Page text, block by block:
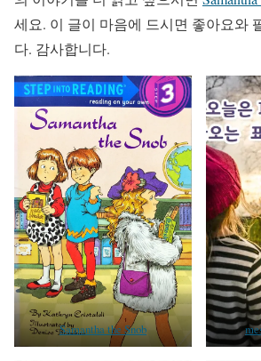
세요. 이 글이 마음에 드시면 좋아요와
다. 감사합니다.
Samantha the Snob